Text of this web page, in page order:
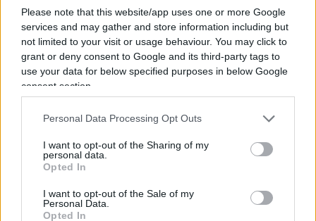
Please note that this website/app uses one or more Google
services and may gather and store information including but
not limited to your visit or usage behaviour. You may click to
grant or deny consent to Google and its third-party tags to
use your data for below specified purposes in below Google
consent section.
Personal Data Processing Opt Outs
I want to opt-out of the Sharing of my
personal data.
Opted In
I want to opt-out of the Sale of my
Personal Data.
Opted In
dell’esistenza di unsistema politico clientelare
e di una macchina organizzativa che si attiva con
modalità illecite in ogni competizione elettorale”,
quanto si legge nell’ordinanza firmata dal gip
Paola Angela De Santis.
Leggi anche:
La frase choc di Emiliano su Decaro. Perché